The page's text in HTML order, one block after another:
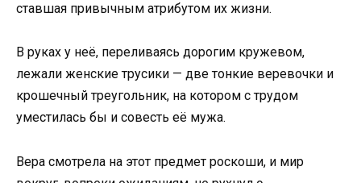
ставшая привычным атрибутом их жизни.
В руках у неё, переливаясь дорогим кружевом,
лежали женские трусики — две тонкие веревочки и
крошечный треугольник, на котором с трудом
уместилась бы и совесть её мужа.
Вера смотрела на этот предмет роскоши, и мир